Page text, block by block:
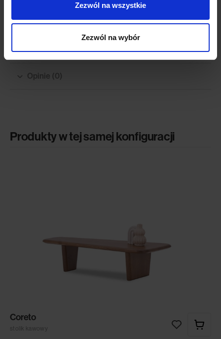
Zezwól na wszystkie
Zezwól na wybór
Dane techniczne
Model 3D
Opinie (0)
Produkty w tej samej konfiguracji
Coreto
stolik kawowy